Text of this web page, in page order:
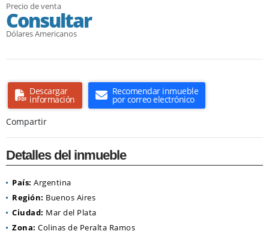
Precio de venta
Consultar
Dólares Americanos
Descargar
información
Recomendar inmueble
por correo electrónico
Compartir
Detalles del inmueble
País: Argentina
Región: Buenos Aires
Ciudad: Mar del Plata
Zona: Colinas de Peralta Ramos